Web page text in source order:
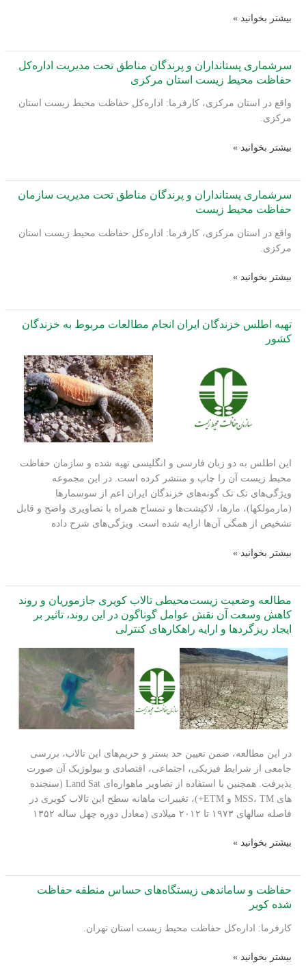
بزرگراه
فاصل
ورزشگاه
تا
بزرگراه
یاسینی
ارزیابی
محیطی
پروژه
تله
کابین
جنگل
گرگان،
کارفرما:
شهرداری
گرگان.
بیشتر بخوانید »
سرشماری پستانداران و پرندگان مناطق تحت مدیریت اداره‌کل
حفاظت محیط زیست استان مرکزی
واقع در استان مرکزی، کارفرما: اداره‌کل حفاظت محیط زیست استان
مرکزی.
سرشماری
پرندگان
مناطق
مدیریت
اداره‌کل
محیط
استان
مرکزی
بیشتر بخوانید »
سرشماری پستانداران و پرندگان مناطق تحت مدیریت سازمان
حفاظت محیط زیست
واقع در استان مرکزی، کارفرما: اداره‌کل حفاظت محیط زیست استان
مرکزی.
سرشماری
پرندگان
مناطق
بیشتر بخوانید »
تهیه اطلس خزندگان ایران انجام مطالعات مربوط به خزندگان
کشور
این اطلس به دو زبان فارسی و انگلیسی تهیه شده و سازمان حفاظت
محیط زیست آن را چاپ و منتشر کرده است. در این مجموعه
ویژگی‌های تک تک گونه‏‌های خزندگان ایران اعم از سوسمارها
(مارمولک‏ها)، مارها، لاک‏پشت‏‌ها و تمساح همراه با تصاویری واضح و قابل
تشخیص از همگی آن‌ها ارایه شده است. ویژگی‌های شرح داده
تهیه
ایران
انجام
مطالعات
به
خزندگان
کشور
بیشتر بخوانید »
مطالعه وضعیت زیست‌محیطی تالاب کویری جازموریان و روند
کاهش وسعت آن نقش عوامل گوناگون در این روند، تاثیر بر
ایجاد ریزگردها و ارایه راهکارهای کنترلی
در این مطالعه، ضمن تعیین حد بستر و حریم‌های این تالاب، بررسی
جامعی از شرایط فیزیکی، اجتماعی، اقتصادی و بیولوژیک آن صورت
پذیرفت. همچنین با استفاده از تصاویر ماهواره‌ای Land Sat (سنجنده
های MSS، TM و ETM+)، تغییرات ماهانه سطح این تالاب کویری در
فاصله سالهای ۱۹۷۳ تا ۲۰۱۲ میلادی (معادل دوره چهل ساله ۱۳۵۲
مطالعه
تالاب
کویری
و
کاهش
بیشتر بخوانید »
حفاظت و ساماندهی زیستگاه‌های حساس منطقه حفاظت
شده کویر
کارفرما: اداره‌کل حفاظت محیط زیست استان تهران.
حفاظت
بیشتر بخوانید »